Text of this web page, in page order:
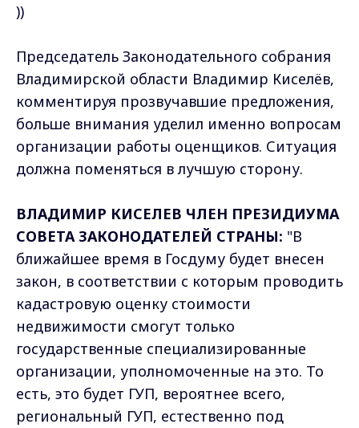
))
Председатель Законодательного собрания
Владимирской области Владимир Киселёв,
комментируя прозвучавшие предложения,
больше внимания уделил именно вопросам
организации работы оценщиков. Ситуация
должна поменяться в лучшую сторону.
ВЛАДИМИР КИСЕЛЕВ ЧЛЕН ПРЕЗИДИУМА
СОВЕТА ЗАКОНОДАТЕЛЕЙ СТРАНЫ: "В
ближайшее время в Госдуму будет внесен
закон, в соответствии с которым проводить
кадастровую оценку стоимости
недвижимости смогут только
государственные специализированные
организации, уполномоченные на это. То
есть, это будет ГУП, вероятнее всего,
региональный ГУП, естественно под